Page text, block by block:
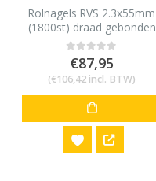
Rolnagels RVS 2.3x55mm
(1800st) draad gebonden
bolkop vlakke rol
0out of 5
€87,95
(€106,42 incl. BTW)